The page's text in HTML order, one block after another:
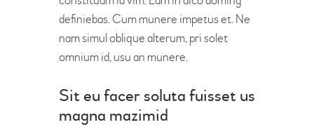
definiebas. Cum munere impetus et. Ne
nam simul oblique alterum, pri solet
omnium id, usu an munere.
Sit eu facer soluta fuisset us
magna mazimid